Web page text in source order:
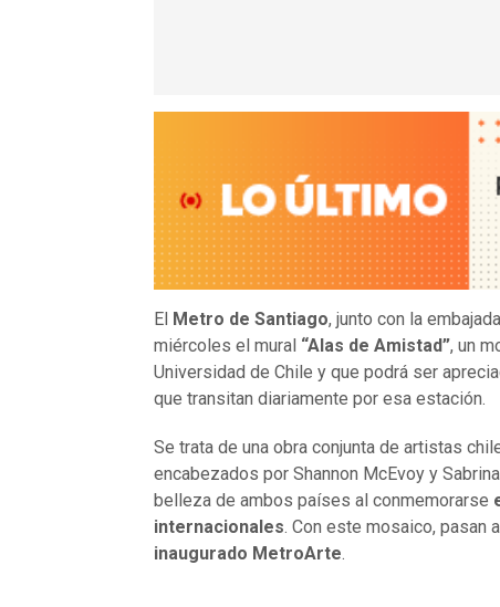
El Metro de Santiago, junto con la
miércoles el mural “Alas de Amistad”, un
Universidad de Chile y que podrá ser
que transitan diariamente por esa estación.
Se trata de una obra conjunta de artistas
encabezados por Shannon McEvoy y
belleza de ambos países al conmemorarse
internacionales. Con este mosaico, pasan
inaugurado MetroArte.